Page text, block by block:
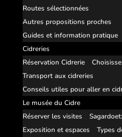
Routes sélectionnées
Autres propositions proches
Guides et information pratique
Cidreries
Réservation Cidrerie
Transport aux cidreries
Conseils utiles pour aller en
Le musée du Cidre
Réserver les visites
Exposition et espaces
Types